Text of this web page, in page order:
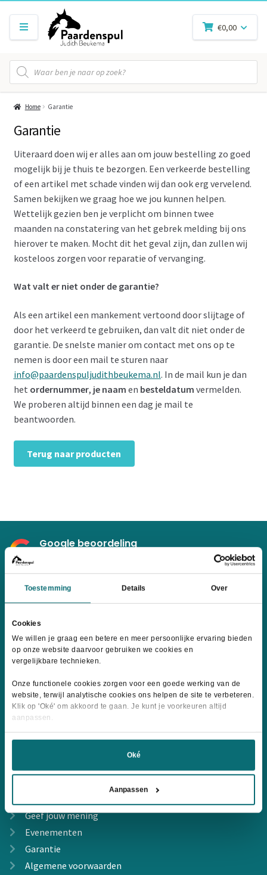
Toestemming Details Over
Cookies
We willen je graag een betere en meer persoonlijke ervaring bieden
op onze website daarvoor gebruiken we cookies en
vergelijkbare technieken.
Onze functionele cookies zorgen voor een goede werking van de
website, terwijl analytische cookies ons helpen de site te verbeteren.
Klik op 'Oké' om akkoord te gaan. Je kunt je voorkeuren altijd
aanpassen.
Oké
Aanpassen
Producten
zoeken
€0,00
Home Garantie
Garantie
Uiteraard doen wij er alles aan om jouw bestelling zo goed
mogelijk bij je thuis te bezorgen. Een verkeerde bestelling
of een artikel met schade vinden wij dan ook erg vervelend.
Samen bekijken we graag hoe we jou kunnen helpen.
Wettelijk gezien ben je verplicht om binnen twee
maanden na constatering van het gebrek melding bij ons
hierover te maken. Mocht dit het geval zijn, dan zullen wij
kosteloos zorgen voor reparatie of vervanging.
Wat valt er niet onder de garantie?
Als een artikel een mankement vertoond door slijtage of
door het verkeerd te gebruiken, dan valt dit niet onder de
garantie. De snelste manier om contact met ons op te
nemen is door een mail te sturen naar
info@paardenspuljudithbeukema.nl. In de mail kun je dan
het ordernummer, je naam en besteldatum vermelden.
We proberen altijd binnen een dag je mail te
beantwoorden.
Terug naar producten
Google beoordeling
Wij accepteren:
Informatie
Geef jouw mening
Evenementen
Garantie
Algemene voorwaarden